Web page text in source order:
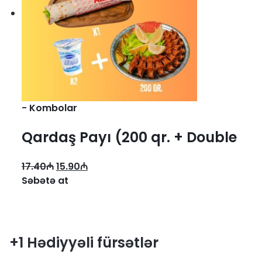
- Kombolar
Qardaş Payı (200 qr. + Double
Dürüm + 2 ayran)
17.40₼15.90₼
Səbətə at
+1 Hədiyyəli fürsətlər